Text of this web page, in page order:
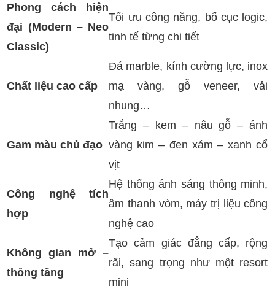
Phong cách hiện
đại (Modern – Neo
Classic)
Tối ưu công năng, bố cục logic,
tinh tế từng chi tiết
Chất liệu cao cấp
Đá marble, kính cường lực, inox
mạ vàng, gỗ veneer, vải
nhung…
Gam màu chủ đạo
Trắng – kem – nâu gỗ – ánh
vàng kim – đen xám – xanh cổ
vịt
Công nghệ tích
hợp
Hệ thống ánh sáng thông minh,
âm thanh vòm, máy trị liệu công
nghệ cao
Không gian mở –
thông tầng
Tạo cảm giác đẳng cấp, rộng
rãi, sang trọng như một resort
mini